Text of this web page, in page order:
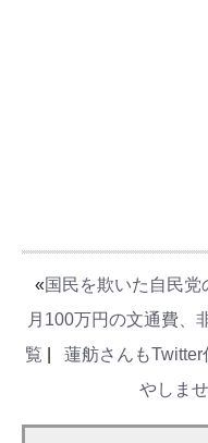
«国民を欺いた自民党
月100万円の文通費、
覧
蓮舫さんも
やしま